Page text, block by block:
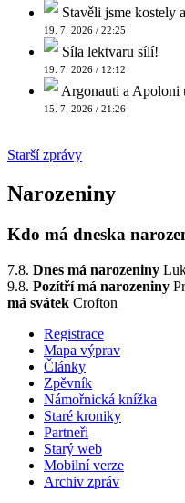
Stavěli jsme kostely
19. 7. 2026 / 22:25
Síla lektvaru sílí!
19. 7. 2026 / 12:12
Argonauti a Apoloni
15. 7. 2026 / 21:26
Starší zprávy
Narozeniny
Kdo má dneska
7.8. Dnes má narozeniny
9.8. Pozítří má narozeniny
má svátek Crofton
Registrace
Mapa výprav
Články
Zpěvník
Námořnická knížka
Staré kroniky
Partneři
Starý web
Mobilní verze
Archiv zpráv